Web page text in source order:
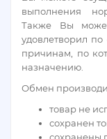
выполнения
Также Вы
удовлетворил
причинам, по
назначению.
Обмен
товар не
сохранен